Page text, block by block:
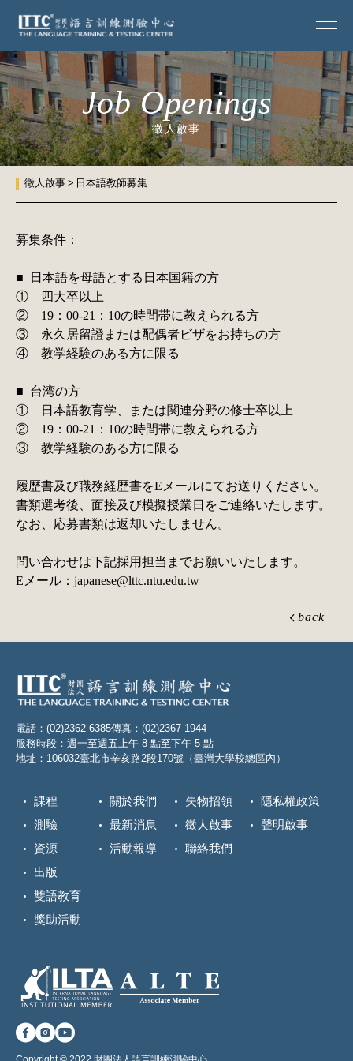
Job Openings
徵人啟事
徵人啟事 日本語教師募集
募集条件：
■ 日本語を母語とする日本国籍の方
① 四大卒以上
② 19：00-21：10の時間帯に教えられる方
③ 永久居留證または配偶者ビザをお持ちの方
④ 教学経験のある方に限る
■ 台湾の方
① 日本語教育学、または関連分野の修士卒以上
② 19：00-21：10の時間帯に教えられる方
③ 教学経験のある方に限る
履歴書及び職務経歴書をEメールにてお送りください。
書類選考後、面接及び模擬授業日をご連絡いたします。
なお、応募書類は返却いたしません。
問い合わせは下記採用担当までお願いいたします。
Eメール： japanese@lttc.ntu.edu.tw
back
電話：(02)2362-6385傳真：(02)2367-1944
服務時段：週一至週五上午 8 點至下午 5 點
地址：106032臺北市辛亥路2段170號（臺灣大學校總區內）
課程
測驗
資源
出版
雙語教育
獎助活動
關於我們
最新消息
活動報導
失物招領
徵人啟事
聯絡我們
隱私權政策
聲明啟事